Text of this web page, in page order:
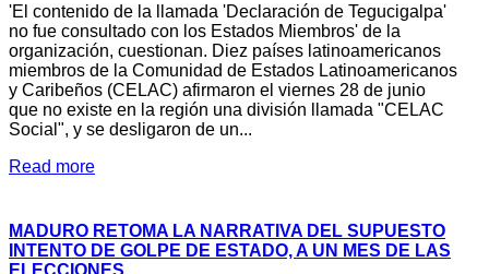
'El contenido de la llamada 'Declaración de Tegucigalpa'
no fue consultado con los Estados Miembros' de la
organización, cuestionan. Diez países latinoamericanos
miembros de la Comunidad de Estados Latinoamericanos
y Caribeños (CELAC) afirmaron el viernes 28 de junio
que no existe en la región una división llamada "CELAC
Social", y se desligaron de un...
Read more
MADURO RETOMA LA NARRATIVA DEL SUPUESTO
INTENTO DE GOLPE DE ESTADO, A UN MES DE LAS